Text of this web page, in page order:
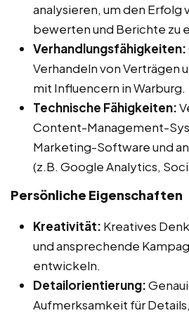
analysieren, um den Erfolg
bewerten und Berichte zu
Verhandlungsfähigkeiten:
Verhandeln von Verträgen
mit Influencern in Warburg.
Technische Fähigkeiten:
Content-Management-
Marketing-Software und
(z.B. Google Analytics,
Persönliche Eigenschaften
Kreativität: Kreatives
und ansprechende
entwickeln.
Detailorientierung:
Aufmerksamkeit für